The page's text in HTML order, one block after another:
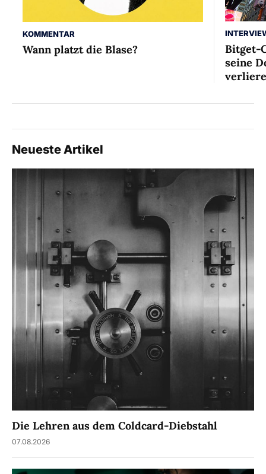
KOMMENTAR
Wann platzt die Blase?
Bitget-
seine
Neueste Artikel
Die Lehren aus dem Coldcard-Diebstahl
07.08.2026